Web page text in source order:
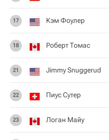
17 Кэм Фоулер
18 Роберт Томас
21 Jimmy Snuggerud
22 Пиус Сутер
23 Логан Майу